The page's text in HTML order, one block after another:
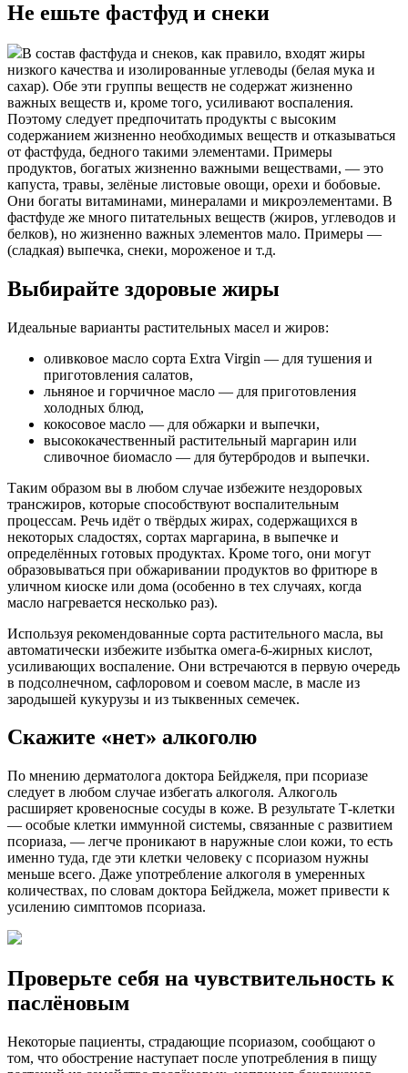
Не ешьте фастфуд и снеки
В состав фастфуда и снеков, как правило, входят жиры
низкого качества и изолированные углеводы (белая мука и
сахар). Обе эти группы веществ не содержат жизненно
важных веществ и, кроме того, усиливают воспаления.
Поэтому следует предпочитать продукты с высоким
содержанием жизненно необходимых веществ и отказываться
от фастфуда, бедного такими элементами. Примеры
продуктов, богатых жизненно важными веществами, — это
капуста, травы, зелёные листовые овощи, орехи и бобовые.
Они богаты витаминами, минералами и микроэлементами. В
фастфуде же много питательных веществ (жиров, углеводов и
белков), но жизненно важных элементов мало. Примеры —
(сладкая) выпечка, снеки, мороженое и т.д.
Выбирайте здоровые жиры
Идеальные варианты растительных масел и жиров:
оливковое масло сорта Extra Virgin — для тушения и
приготовления салатов,
льняное и горчичное масло — для приготовления
холодных блюд,
кокосовое масло — для обжарки и выпечки,
высококачественный растительный маргарин или
сливочное биомасло — для бутербродов и выпечки.
Таким образом вы в любом случае избежите нездоровых
трансжиров, которые способствуют воспалительным
процессам. Речь идёт о твёрдых жирах, содержащихся в
некоторых сладостях, сортах маргарина, в выпечке и
определённых готовых продуктах. Кроме того, они могут
образовываться при обжаривании продуктов во фритюре в
уличном киоске или дома (особенно в тех случаях, когда
масло нагревается несколько раз).
Используя рекомендованные сорта растительного масла, вы
автоматически избежите избытка омега-6-жирных кислот,
усиливающих воспаление. Они встречаются в первую очередь
в подсолнечном, сафлоровом и соевом масле, в масле из
зародышей кукурузы и из тыквенных семечек.
Скажите «нет» алкоголю
По мнению дерматолога доктора Бейджеля, при псориазе
следует в любом случае избегать алкоголя. Алкоголь
расширяет кровеносные сосуды в коже. В результате Т-клетки
— особые клетки иммунной системы, связанные с развитием
псориаза, — легче проникают в наружные слои кожи, то есть
именно туда, где эти клетки человеку с псориазом нужны
меньше всего. Даже употребление алкоголя в умеренных
количествах, по словам доктора Бейджела, может привести к
усилению симптомов псориаза.
Проверьте себя на чувствительность к
паслёновым
Некоторые пациенты, страдающие псориазом, сообщают о
том, что обострение наступает после употребления в пищу